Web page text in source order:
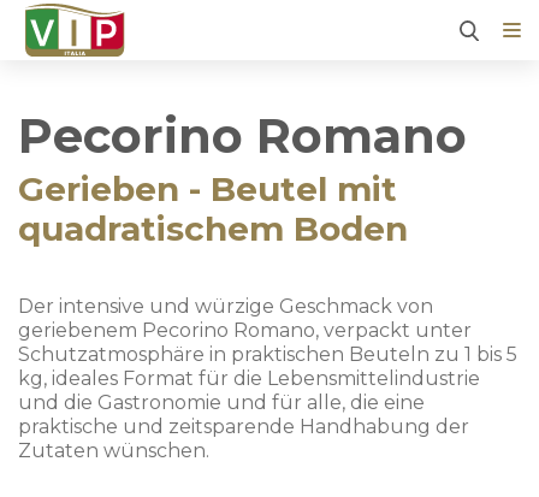
Pecorino Romano
Gerieben - Beutel mit
quadratischem Boden
Der intensive und würzige Geschmack von
geriebenem Pecorino Romano, verpackt unter
Schutzatmosphäre in praktischen Beuteln zu 1 bis 5
kg, ideales Format für die Lebensmittelindustrie
und die Gastronomie und für alle, die eine
praktische und zeitsparende Handhabung der
Zutaten wünschen.